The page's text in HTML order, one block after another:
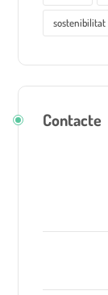
sostenibilitat
Contacte